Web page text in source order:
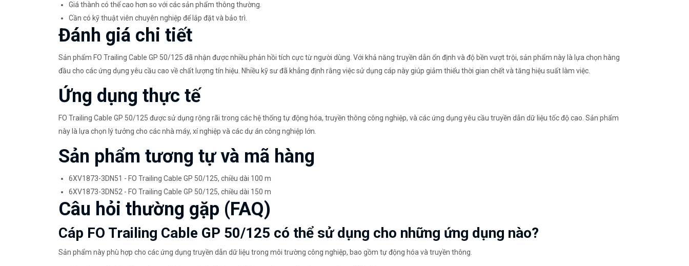
Giá thành có thể cao hơn so với các sản phẩm thông thường.
Cần có kỹ thuật viên chuyên nghiệp để lắp đặt và bảo trì.
Đánh giá chi tiết
Sản phẩm FO Trailing Cable GP 50/125 đã nhận được nhiều phản hồi tích cực từ người dùng. Với khả năng truyền dẫn ổn định và độ bền vượt trội, sản phẩm này là lựa chọn hàng
đầu cho các ứng dụng yêu cầu cao về chất lượng tín hiệu. Nhiều kỹ sư đã khẳng định rằng việc sử dụng cáp này giúp giảm thiểu thời gian chết và tăng hiệu suất làm việc.
Ứng dụng thực tế
FO Trailing Cable GP 50/125 được sử dụng rộng rãi trong các hệ thống tự động hóa, truyền thông công nghiệp, và các ứng dụng yêu cầu truyền dẫn dữ liệu tốc độ cao. Sản phẩm
này là lựa chọn lý tưởng cho các nhà máy, xí nghiệp và các dự án công nghiệp lớn.
Sản phẩm tương tự và mã hàng
6XV1873-3DN51 - FO Trailing Cable GP 50/125, chiều dài 100 m
6XV1873-3DN52 - FO Trailing Cable GP 50/125, chiều dài 150 m
Câu hỏi thường gặp (FAQ)
Cáp FO Trailing Cable GP 50/125 có thể sử dụng cho những ứng dụng nào?
Sản phẩm này phù hợp cho các ứng dụng truyền dẫn dữ liệu trong môi trường công nghiệp, bao gồm tự động hóa và truyền thông.